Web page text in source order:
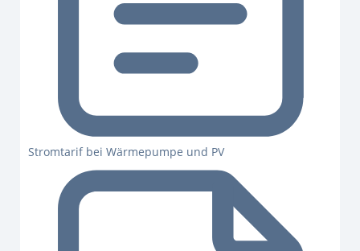
Stromtarif bei Wärmepumpe und PV